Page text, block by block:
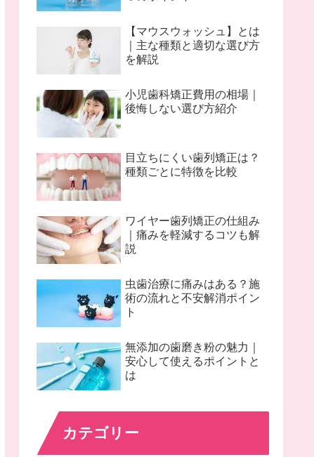
【マウスウォッシュ】とは
｜主な種類と適切な選び方
を解説
小児歯科矯正費用の相場｜
後悔しない選び方紹介
目立ちにくい歯列矯正は？
種類ごとに特徴を比較
ワイヤー歯列矯正の仕組み
｜痛みを軽減するコツも解
説
虫歯治療に痛みはある？施
術の流れと不安解消ポイン
ト
無添加の歯磨き粉の魅力｜
安心して使えるポイントと
は
カテゴリー